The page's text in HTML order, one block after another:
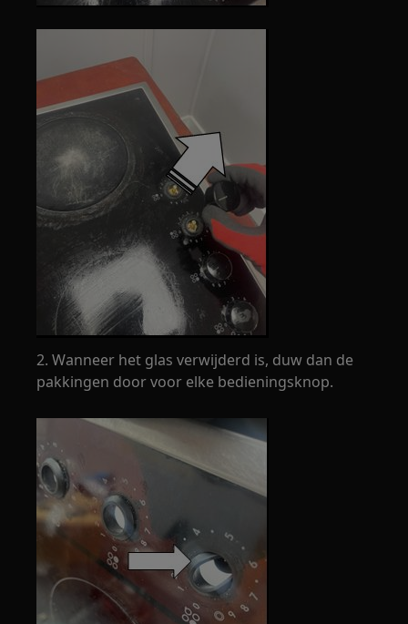
2. Wanneer het glas verwijderd is, duw dan de
pakkingen door voor elke bedieningsknop.